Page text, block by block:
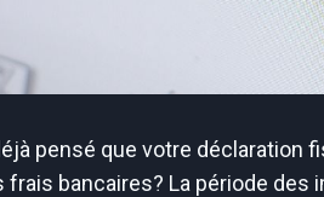
pensé que votre déclaration
frais bancaires? La période des